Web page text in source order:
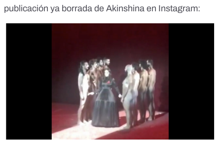
publicación ya borrada de Akinshina en Instagram: